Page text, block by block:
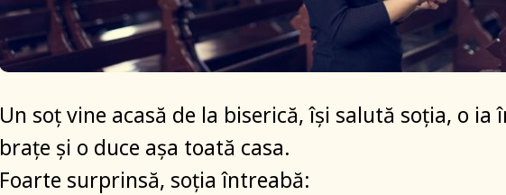
Un soț vine acasă de la biserică, își salută soția, o ia
brațe și o duce așa toată casa.
Foarte surprinsă, soția întreabă: